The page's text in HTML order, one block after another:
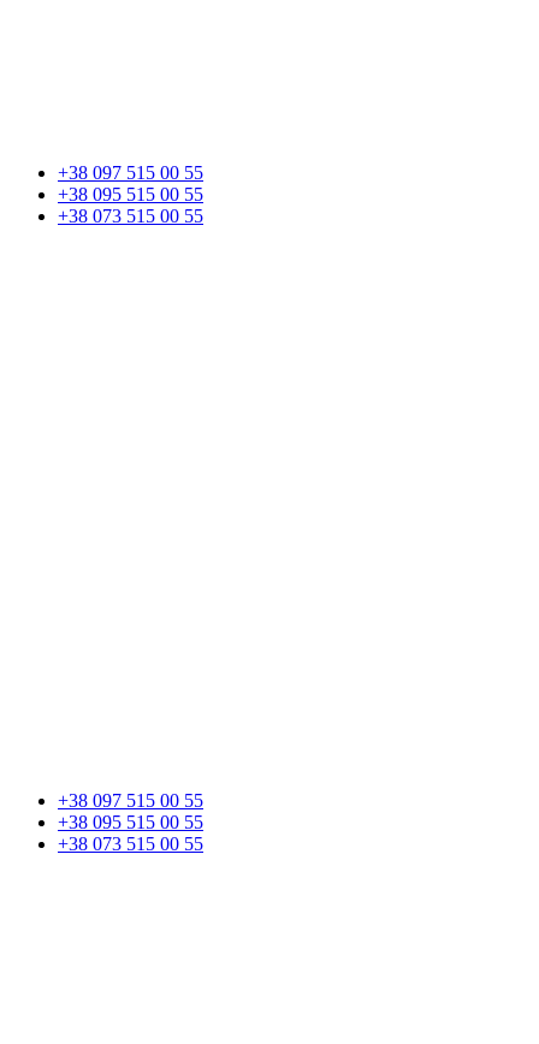
+38 097 515 00 55
+38 095 515 00 55
+38 073 515 00 55
+38 097 515 00 55
+38 095 515 00 55
+38 073 515 00 55